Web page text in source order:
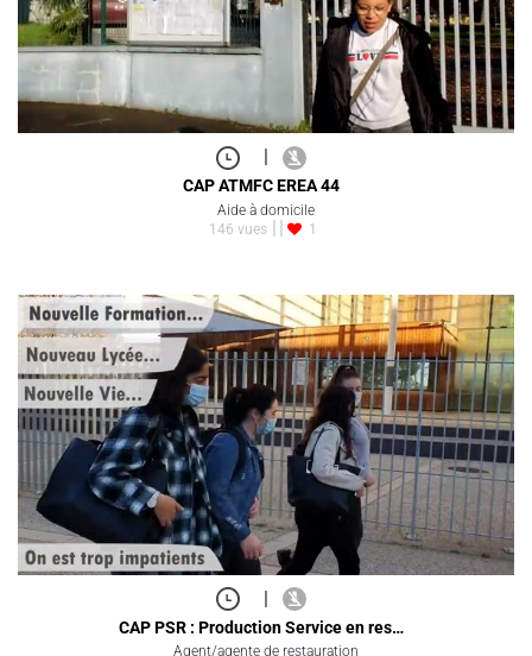
|
CAP ATMFC EREA 44
Aide à domicile
146 vues
1
|
CAP PSR : Production Service en res…
Agent/agente de restauration